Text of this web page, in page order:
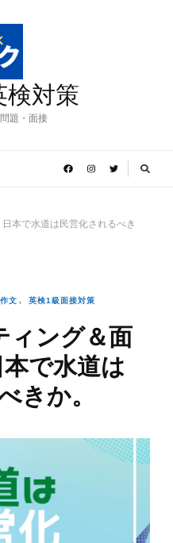
検対策
題・面接
本で水道は民営化されるべき
文 英検1級面接対策
ィング＆面
で水道は
きか。